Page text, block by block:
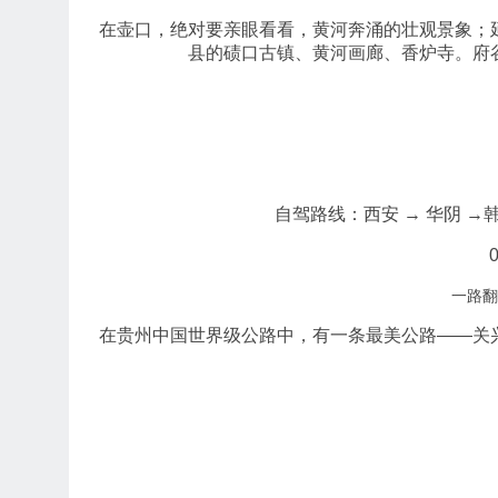
在壶口，绝对要亲眼看看，黄河奔涌的壮观景象
县的碛口古镇、黄河画廊、香炉寺。
自驾路线：西安 → 华阴 →
一路
在贵州中国世界级公路中，有一条最美公路——关